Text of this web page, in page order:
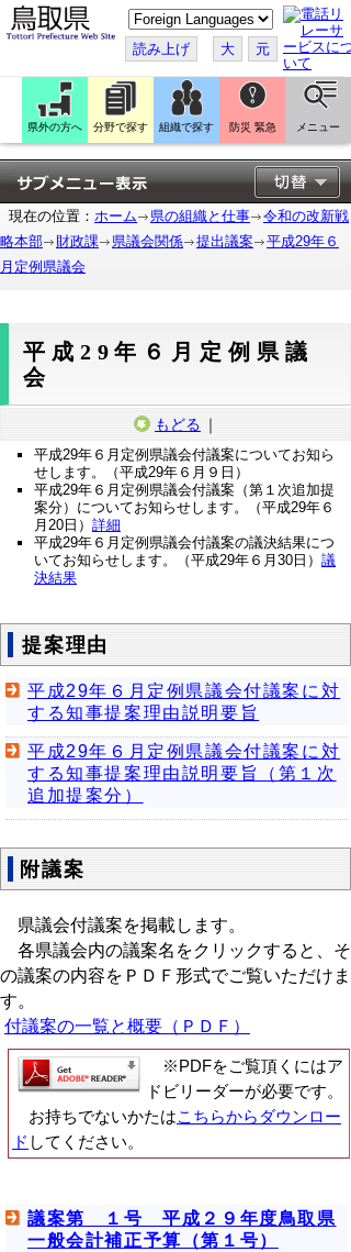
こ
の
ペ
ー
ジ
翻
訳
す
る
読み上げ 大 元
県外の方へ 分野で探す 組織で探す 防災 緊急 メニュー
現在の位置： ホーム 県の組織と仕事
令和の改新戦
略本部
財政課 県議会関係 提出議案
平成29年６
月定例県議会
平成29年６月定例県議
会
もどる ｜
平成29年６月定例県議会付議案についてお知ら
せします。（平成29年６月９日）
平成29年６月定例県議会付議案（第１次追加提
案分）についてお知らせします。（平成29年６
月20日） 詳細
平成29年６月定例県議会付議案の議決結果につ
いてお知らせします。（平成29年６月30日） 議
決結果
提案理由
平成29年６月定例県議会付議案に対
する知事提案理由説明要旨
平成29年６月定例県議会付議案に対
する知事提案理由説明要旨（第１次
追加提案分）
附議案
県議会付議案を掲載します。
各県議会内の議案名をクリックすると、そ
の議案の内容をＰＤＦ形式でご覧いただけま
す。
付議案の一覧と概要（ＰＤＦ）
※PDFをご覧頂くにはア
ドビリーダーが必要です。
お持ちでないかたはこちらからダウンロー
ド してください。
議案第 １号 平成２９年度鳥取県
一般会計補正予算（第１号）